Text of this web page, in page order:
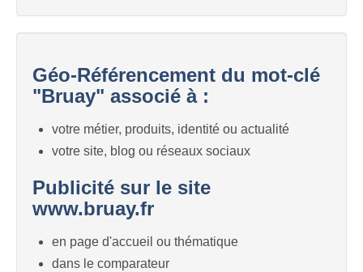
Géo-Référencement du mot-clé
"Bruay" associé à :
votre métier, produits, identité ou actualité
votre site, blog ou réseaux sociaux
Publicité sur le site
www.bruay.fr
en page d'accueil ou thématique
dans le comparateur